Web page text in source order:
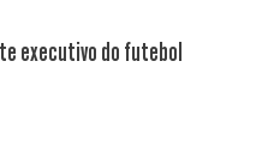
executivo do futebol